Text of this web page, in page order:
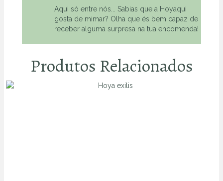
Aqui só entre nós... Sabias que a Hoyaqui
gosta de mimar? Olha que és bem capaz de
receber alguma surpresa na tua encomenda!
Produtos Relacionados